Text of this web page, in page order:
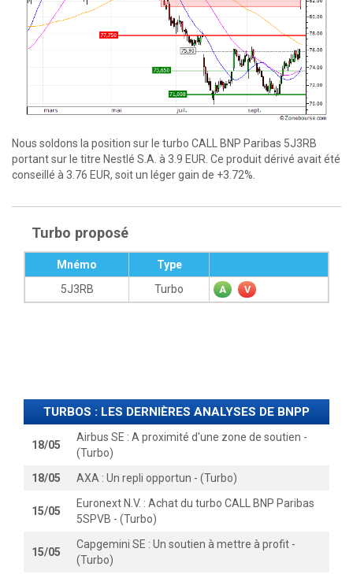
Nous soldons la position sur le turbo CALL BNP Paribas 5J3RB
portant sur le titre Nestlé S.A. à 3.9 EUR. Ce produit dérivé avait été
conseillé à 3.76 EUR, soit un léger gain de +3.72%.
Turbo proposé
Mnémo
Type
5J3RB
Turbo A V
TURBOS : LES DERNIÈRES ANALYSES DE BNPP
18/05
Airbus SE : A proximité d'une zone de soutien -
(Turbo)
18/05
AXA : Un repli opportun - (Turbo)
15/05
Euronext N.V. : Achat du turbo CALL BNP Paribas
5SPVB - (Turbo)
15/05
Capgemini SE : Un soutien à mettre à profit -
(Turbo)